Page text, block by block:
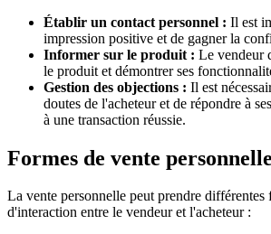
Établir un contact personnel : Il est
impression positive et de gagner la
Informer sur le produit : Le vendeur
le produit et démontrer ses
Gestion des objections : Il est
doutes de l'acheteur et de répondre à
à une transaction réussie.
Formes de vente personnelle
La vente personnelle peut prendre différentes
d'interaction entre le vendeur et l'acheteur :